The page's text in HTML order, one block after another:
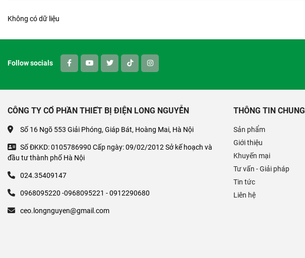
Không có dữ liệu
Follow socials
CÔNG TY CỔ PHẦN THIẾT BỊ ĐIỆN LONG NGUYỄN
Số 16 Ngõ 553 Giải Phóng, Giáp Bát, Hoàng Mai, Hà Nội
Số ĐKKD: 0105786990 Cấp ngày: 09/02/2012 Sở kế hoạch và
đầu tư thành phố Hà Nội
024.35409147
0968095220 -0968095221 - 0912290680
ceo.longnguyen@gmail.com
THÔNG TIN CHUNG
Sản phẩm
Giới thiệu
Khuyến mại
Tư vấn - Giải pháp
Tin tức
Liên hệ